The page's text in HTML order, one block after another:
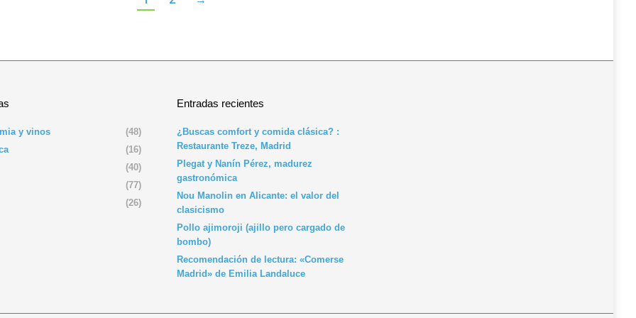
y vinos
(48)
(16)
(40)
(77)
(26)
Entradas recientes
¿Buscas comfort y comida clásica? :
Restaurante Treze, Madrid
Plegat y Nanín Pérez, madurez
gastronómica
Nou Manolin en Alicante: el valor del
clasicismo
Pollo ajimoroji (ajillo pero cargado de
bombo)
Recomendación de lectura: «Comerse
Madrid» de Emilia Landaluce